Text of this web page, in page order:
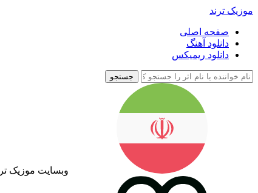
موزیک ترند
صفحه اصلی
دانلود آهنگ
دانلود ریمیکس
جستجو
وبسایت موزیک